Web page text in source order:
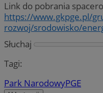
Link do pobrania
https://www.gkpge.pl/
rozwoj/srodowisko/
Słuchaj
Tagi:
Park NarodowyPGE